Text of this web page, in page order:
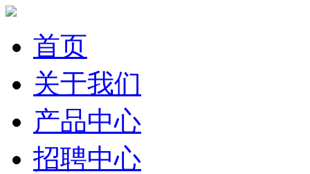
首页
关于我们
产品中心
招聘中心